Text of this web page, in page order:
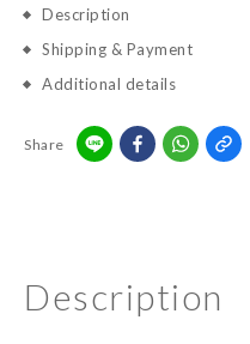
Description
Shipping & Payment
Additional details
Share
Description